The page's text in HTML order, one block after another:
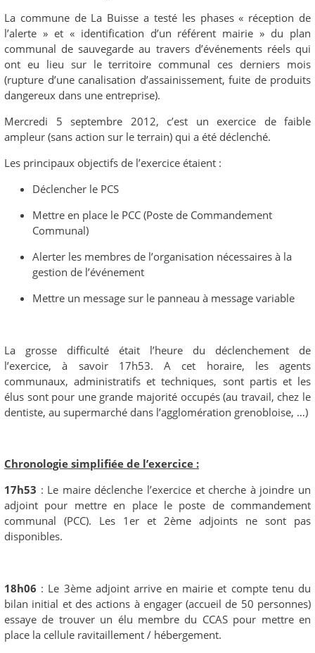
La commune de La Buisse a testé les phases « réception de
l’alerte » et « identification d’un référent mairie » du plan
communal de sauvegarde au travers d’événements réels qui
ont eu lieu sur le territoire communal ces derniers mois
(rupture d’une canalisation d’assainissement, fuite de produits
dangereux dans une entreprise).
Mercredi 5 septembre 2012, c’est un exercice de faible
ampleur (sans action sur le terrain) qui a été déclenché.
Les principaux objectifs de l’exercice étaient :
Déclencher le PCS
Mettre en place le PCC (Poste de Commandement
Communal)
Alerter les membres de l’organisation nécessaires à la
gestion de l’événement
Mettre un message sur le panneau à message variable
La grosse difficulté était l’heure du déclenchement de
l’exercice, à savoir 17h53. A cet horaire, les agents
communaux, administratifs et techniques, sont partis et les
élus sont pour une grande majorité occupés (au travail, chez le
dentiste, au supermarché dans l’agglomération grenobloise, …)
Chronologie simplifiée de l’exercice :
17h53 : Le maire déclenche l’exercice et cherche à joindre un
adjoint pour mettre en place le poste de commandement
communal (PCC). Les 1er et 2ème adjoints ne sont pas
disponibles.
18h06 : Le 3ème adjoint arrive en mairie et compte tenu du
bilan initial et des actions à engager (accueil de 50 personnes)
essaye de trouver un élu membre du CCAS pour mettre en
place la cellule ravitaillement / hébergement.